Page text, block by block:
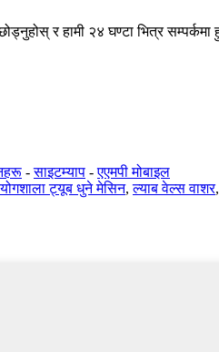
र हामी २४ घण्टा भित्र सम्पर्कमा
-साइटम्याप -एएमपी मोबाइल
ट्यूब धुने मेसिन,ल्याब वेल्स वाशर